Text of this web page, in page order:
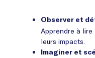
Observer et
Apprendre à
leurs impacts.
Imaginer et